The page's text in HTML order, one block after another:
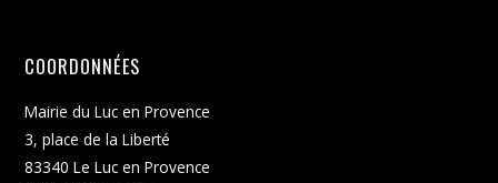
COORDONNÉES
Mairie du Luc en Provence
3, place de la Liberté
83340 Le Luc en Provence